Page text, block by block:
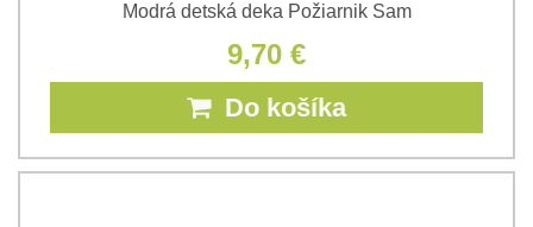
Modrá detská deka Požiarnik Sam
9,70 €
Do košíka